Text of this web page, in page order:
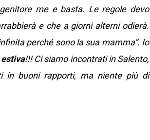
me e basta. Le regole devo
e che a giorni alterni odierà.
perché sono la sua mamma”. Io
!!! Ci siamo incontrati in Salento,
in buoni rapporti, ma niente più di